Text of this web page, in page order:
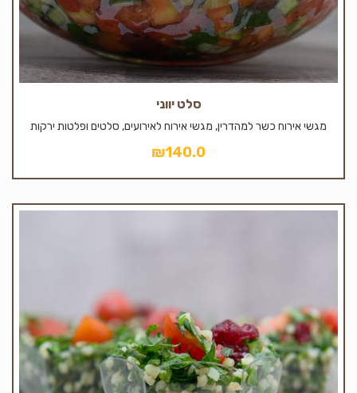
סלט יווני
מגשי אירוח כשר למהדרין, מגשי אירוח לאירועים, סלטים ופלטות ירקות
₪140.0